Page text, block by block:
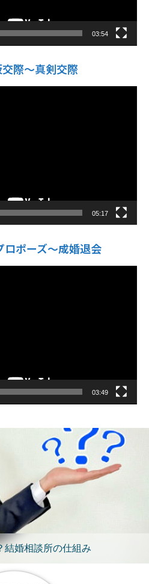
03:54
際〜真剣交際
05:17
ポーズ〜成婚退会
03:49
結婚相談所の仕組み